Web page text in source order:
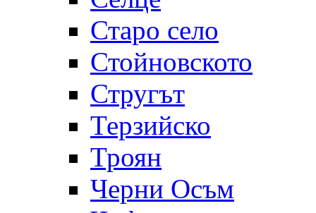
Старо село
Стойновското
Стругът
Терзийско
Троян
Черни Осъм